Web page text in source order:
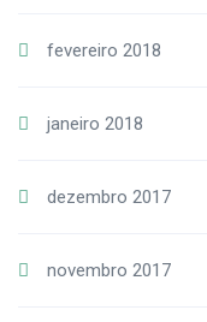
fevereiro 2018
janeiro 2018
dezembro 2017
novembro 2017